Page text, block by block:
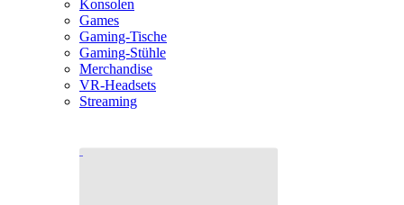
Konsolen
Games
Gaming-Tische
Gaming-Stühle
Merchandise
VR-Headsets
Streaming